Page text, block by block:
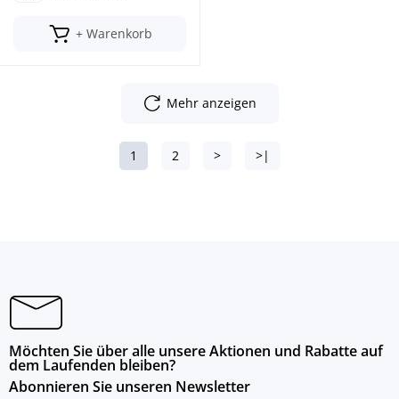
+ Warenkorb
Mehr anzeigen
1 2 > >|
Möchten Sie über alle unsere Aktionen und Rabatte auf
dem Laufenden bleiben?
Abonnieren Sie unseren Newsletter